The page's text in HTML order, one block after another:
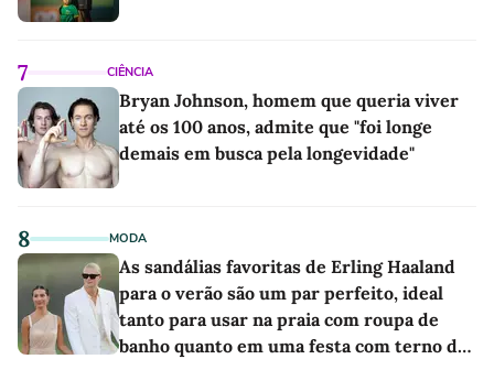
7 CIÊNCIA
Bryan Johnson, homem que queria viver
até os 100 anos, admite que "foi longe
demais em busca pela longevidade"
8 MODA
As sandálias favoritas de Erling Haaland
para o verão são um par perfeito, ideal
tanto para usar na praia com roupa de
banho quanto em uma festa com terno de